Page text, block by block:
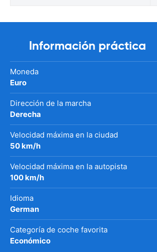
Información práctica
Moneda
Euro
Dirección de la marcha
Derecha
Velocidad máxima en la ciudad
50 km/h
Velocidad máxima en la autopista
100 km/h
Idioma
German
Categoría de coche favorita
Económico